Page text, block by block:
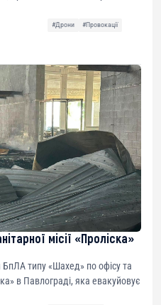
#Дрони
#Провокації
місії «Проліска»
типу «Шахед» по офісу та
в Павлограді, яка евакуйовує